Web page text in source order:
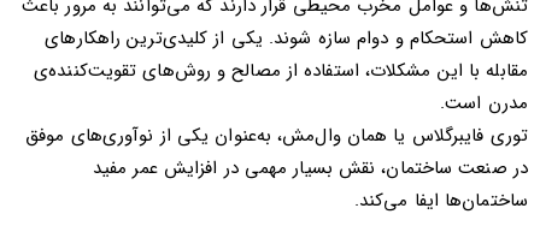
تنش‌ها و عوامل مخرب محیطی قرار دارند که می‌توانند به مرور باعث
کاهش استحکام و دوام سازه شوند. یکی از کلیدی‌ترین راهکارهای
مقابله با این مشکلات، استفاده از مصالح و روش‌های تقویت‌کننده‌ی
مدرن است.
توری فایبرگلاس یا همان وال‌مش، به‌عنوان یکی از نوآوری‌های موفق
در صنعت ساختمان، نقش بسیار مهمی در افزایش عمر مفید
ساختمان‌ها ایفا می‌کند.